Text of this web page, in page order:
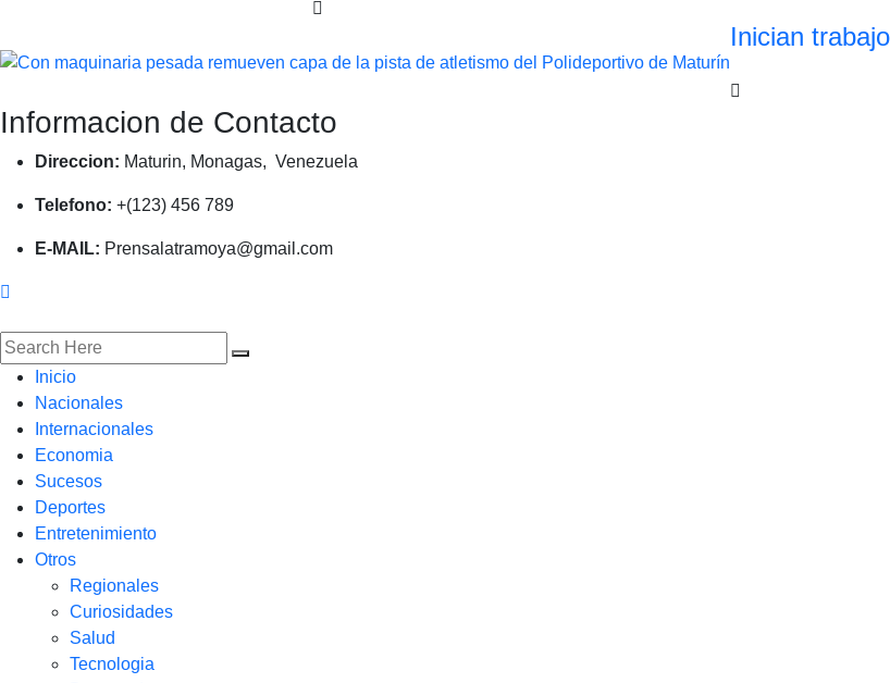
Inician
Informacion de Contacto
Direccion: Maturin, Monagas, Venezuela
Telefono: +(123) 456 789
E-MAIL: Prensalatramoya@gmail.com
Inicio
Nacionales
Internacionales
Economia
Sucesos
Deportes
Entretenimiento
Otros
Regionales
Curiosidades
Salud
Tecnologia